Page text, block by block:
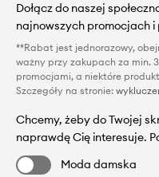
Dołącz do naszej
najnowszych promocjach
**Rabat jest jednorazowy,
ważny przy zakupach za min.
promocjami, a niektóre
Szczegóły na stronie:
Chcemy, żeby do Twojej
naprawdę Cię interesuje.
Moda damska